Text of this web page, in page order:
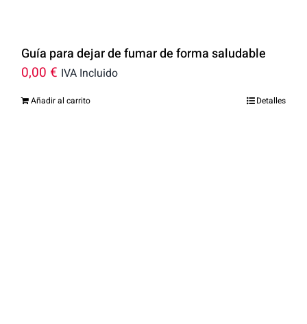
Guía para dejar de fumar de forma saludable
0,00 € IVA Incluido
Añadir al carrito Detalles